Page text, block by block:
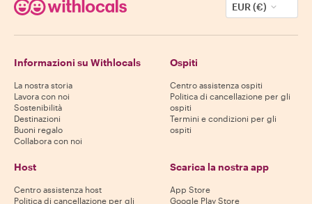
EUR (€)
Informazioni su Withlocals
La nostra storia
Lavora con noi
Sostenibilità
Destinazioni
Buoni regalo
Collabora con noi
Ospiti
Centro assistenza ospiti
Politica di cancellazione per gli
ospiti
Termini e condizioni per gli
ospiti
Host
Centro assistenza host
Politica di cancellazione per gli
Scarica la nostra app
App Store
Google Play Store